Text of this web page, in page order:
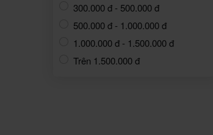
300.000 đ - 500.000 đ
500.000 đ - 1.000.000 đ
1.000.000 đ - 1.500.000 đ
Trên 1.500.000 đ